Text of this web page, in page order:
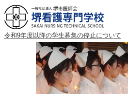
令和9年度以降の学生募集の停止について